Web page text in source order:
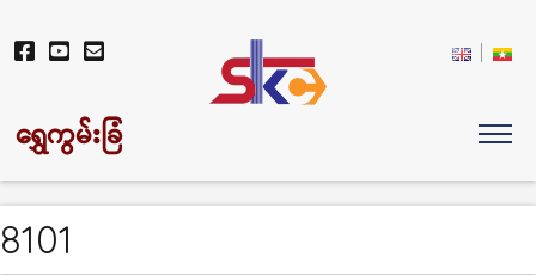
ရွှေကွမ်းခြံ
8101